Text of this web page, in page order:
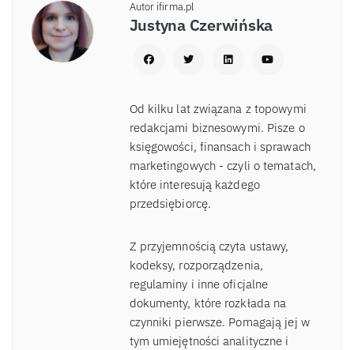
Autor ifirma.pl
Justyna Czerwińska
Od kilku lat związana z topowymi
redakcjami biznesowymi. Pisze o
księgowości, finansach i sprawach
marketingowych - czyli o tematach,
które interesują każdego
przedsiębiorcę.
Z przyjemnością czyta ustawy,
kodeksy, rozporządzenia,
regulaminy i inne oficjalne
dokumenty, które rozkłada na
czynniki pierwsze. Pomagają jej w
tym umiejętności analityczne i